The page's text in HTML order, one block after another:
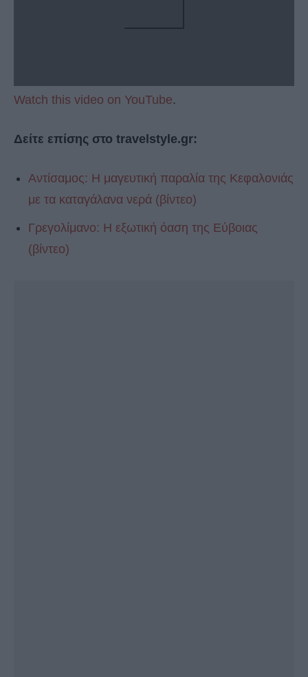
Watch this video on YouTube.
Δείτε επίσης στο travelstyle.gr:
Αντίσαμος: Η μαγευτική παραλία της Κεφαλονιάς
με τα καταγάλανα νερά (βίντεο)
Γρεγολίμανο: Η εξωτική όαση της Εύβοιας
(βίντεο)